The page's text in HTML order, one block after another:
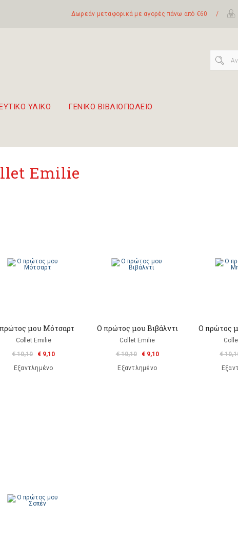
Δωρεάν μεταφορικά με αγορές πάνω από €60 /
ΥΛΙΚΟ ΓΕΝΙΚΟ ΒΙΒΛΙΟΠΩΛΕΙΟ
Emilie
μου Μότσαρτ
Collet Emilie
€ 10,10
€ 9,10
Εξαντλημένο
Ο πρώτος μου Βιβάλντι
Collet Emilie
€ 10,10
€ 9,10
Εξαντλημένο
Ο πρώτος
€